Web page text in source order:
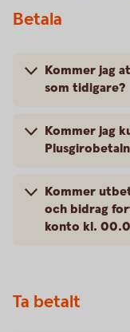
Betala
Kommer jag
som tidigare?
Kommer jag
Kommer
och bidrag
konto kl.
Ta betalt